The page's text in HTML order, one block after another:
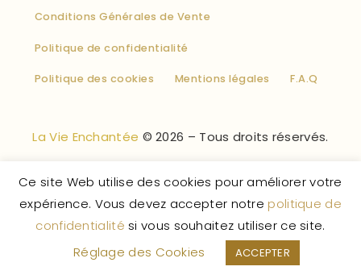
Conditions Générales de Vente
Politique de confidentialité
Politique des cookies Mentions légales F.A.Q
La Vie Enchantée © 2026 – Tous droits réservés.
Ce site Web utilise des cookies pour améliorer votre
expérience. Vous devez accepter notre politique de
confidentialité si vous souhaitez utiliser ce site.
Réglage des Cookies
ACCEPTER